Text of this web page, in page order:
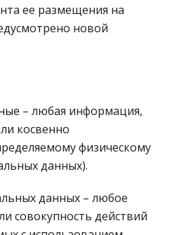
ее размещения на
новой
– любая информация,
косвенно
физическому
данных).
данных – любое
совокупность действий